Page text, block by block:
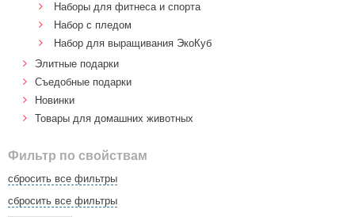
Наборы для фитнеса и спорта
Набор с пледом
Набор для выращивания ЭкоКуб
Элитные подарки
Cъедобные подарки
Новинки
Товары для домашних животных
Фильтр по свойствам
сбросить все фильтры
сбросить все фильтры